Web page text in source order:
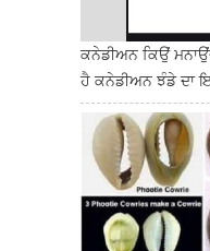
ਕਨੇਡੀਅਨ ਕਿਉਂ
ਹੈ ਕਨੇਡੀਅਨ ਝੰਡੇ ਦਾ